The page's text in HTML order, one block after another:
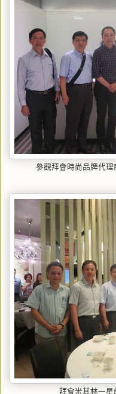
參觀拜會時尚品牌代
拜會米其林一星